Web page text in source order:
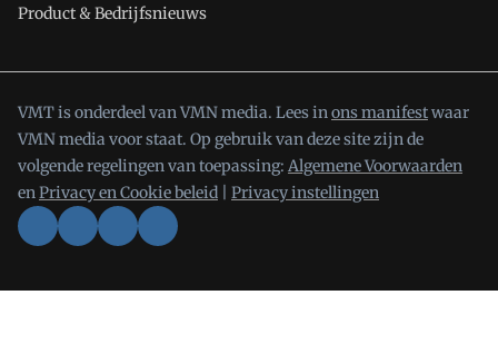
Product & Bedrijfsnieuws
VMT is onderdeel van VMN media. Lees inons manifestwaar
VMN media voor staat. Op gebruik van deze site zijn de
volgende regelingen van toepassing: Algemene Voorwaarden
enPrivacy en Cookie beleid Privacy instellingen